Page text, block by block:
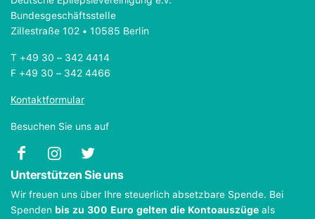
Bundesgeschäftsstelle
Zillestraße 102 • 10585 Berlin
T +49 30 – 342 4414
F +49 30 – 342 4466
Kontaktformular
Besuchen Sie uns auf
Unterstützen Sie uns
Wir freuen uns über Ihre steuerlich absetzbare Spende. Bei
Spenden bis zu 300 Euro gelten die Kontoauszüge als